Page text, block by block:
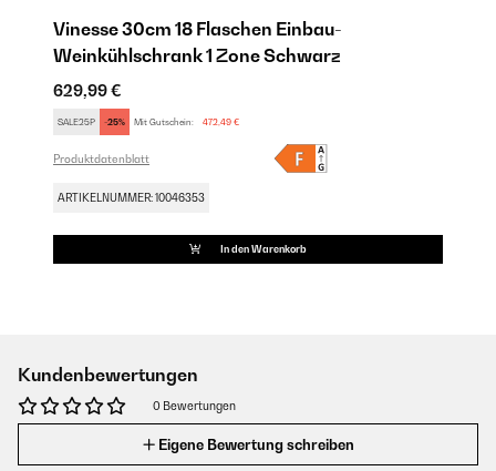
Vinesse 30cm 18 Flaschen Einbau-
Weinkühlschrank 1 Zone Schwarz
629,99 €
SALE25P -25% Mit Gutschein: 472,49 €
Produktdatenblatt
ARTIKELNUMMER: 10046353
In den Warenkorb
Kundenbewertungen
0 Bewertungen
Eigene Bewertung schreiben